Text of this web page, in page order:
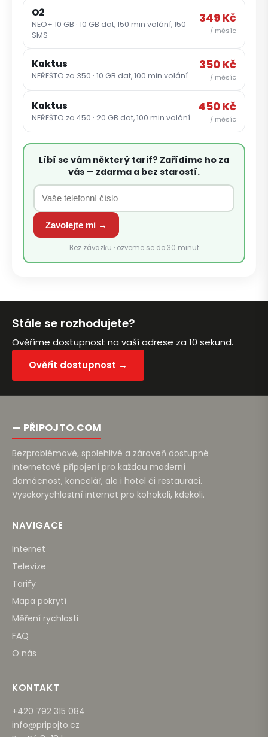
O2
NEO+ 10 GB · 10 GB dat, 150 min volání, 150
SMS
349 Kč
/ měsíc
Kaktus
NEŘEŠTO za 350 · 10 GB dat, 100 min volání
350 Kč
/ měsíc
Kaktus
NEŘEŠTO za 450 · 20 GB dat, 100 min volání
450 Kč
/ měsíc
Líbí se vám některý tarif? Zařídíme ho za
vás — zdarma a bez starostí.
Zavolejte mi →
Bez závazku · ozveme se do 30 minut
Stále se rozhodujete?
Ověříme dostupnost na vaší adrese za 10 sekund.
Ověřit dostupnost →
— PŘIPOJTO.COM
Bezproblémové, spolehlivé a zároveň dostupné
internetové připojení pro každou moderní
domácnost, kancelář, ale i hotel či restauraci.
Vysokorychlostní internet pro kohokoli, kdekoli.
NAVIGACE
Internet
Televize
Tarify
Mapa pokrytí
Měření rychlosti
FAQ
O nás
KONTAKT
+420 792 315 084
info@pripojto.cz
Petra je online
Zavolá do 2 minut · Po–Pá 8–18
Zavolejte mi zpět